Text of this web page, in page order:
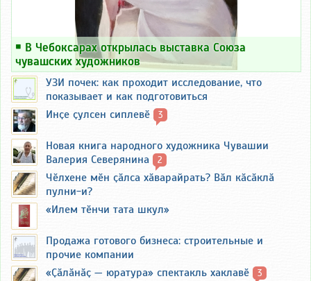
￭ В Чебоксарах открылась выставка Союза
чувашских художников
УЗИ почек: как проходит исследование, что
показывает и как подготовиться
Инҫе ҫулсен сиплевӗ
3
Новая книга народного художника Чувашии
Валерия Северянина
2
Чӗлхене мӗн ҫӑлса хӑварайрать? Вӑл кӑсӑклӑ
пулни-и?
«Илем тӗнчи тата шкул»
Продажа готового бизнеса: строительные и
прочие компании
«Ҫӑлӑнӑҫ — юратура» спектакль хаклавӗ
3